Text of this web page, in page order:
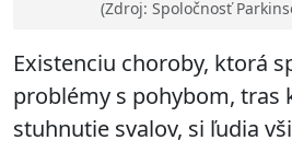
(Zdroj: Spoločnosť
Existenciu choroby, ktorá
problémy s pohybom, tras
stuhnutie svalov, si ľudia